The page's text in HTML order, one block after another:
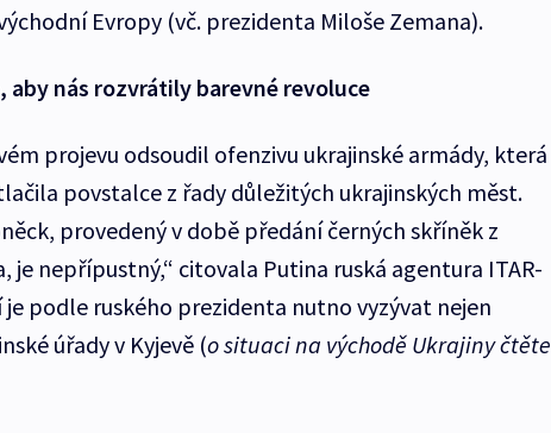
Evropy (vč. prezidenta Miloše Zemana).
nás rozvrátily barevné revoluce
projevu odsoudil ofenzivu ukrajinské armády, která
povstalce z řady důležitých ukrajinských měst.
provedený v době předání černých skříněk z
je nepřípustný,“ citovala Putina ruská agentura ITAR-
je podle ruského prezidenta nutno vyzývat nejen
úřady v Kyjevě (o situaci na východě Ukrajiny čtěte